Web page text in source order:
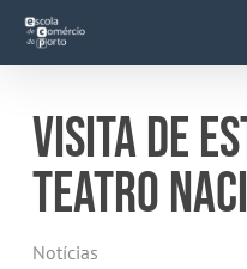
main
VISITA DE
TEATRO
Notícias